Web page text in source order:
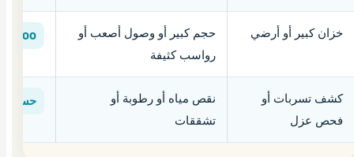
خزان كبير أو أرضي
حجم كبير أو وصول أصعب أو
رواسب كثيفة
500 – 850 ريال
كشف تسربات أو
فحص عزل
نقص مياه أو رطوبة أو
تشققات
حسب